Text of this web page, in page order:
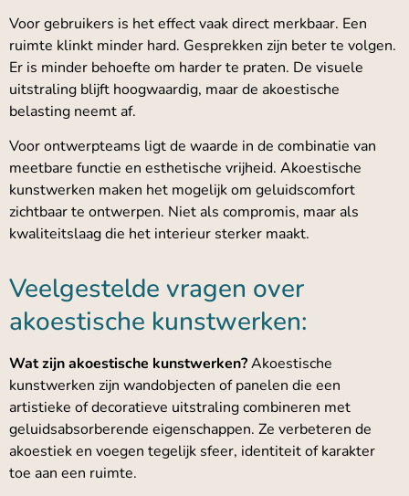
Voor gebruikers is het effect vaak direct merkbaar. Een
ruimte klinkt minder hard. Gesprekken zijn beter te volgen.
Er is minder behoefte om harder te praten. De visuele
uitstraling blijft hoogwaardig, maar de akoestische
belasting neemt af.
Voor ontwerpteams ligt de waarde in de combinatie van
meetbare functie en esthetische vrijheid. Akoestische
kunstwerken maken het mogelijk om geluidscomfort
zichtbaar te ontwerpen. Niet als compromis, maar als
kwaliteitslaag die het interieur sterker maakt.
Veelgestelde vragen over
akoestische kunstwerken:
Wat zijn akoestische kunstwerken?Akoestische
kunstwerken zijn wandobjecten of panelen die een
artistieke of decoratieve uitstraling combineren met
geluidsabsorberende eigenschappen. Ze verbeteren de
akoestiek en voegen tegelijk sfeer, identiteit of karakter
toe aan een ruimte.